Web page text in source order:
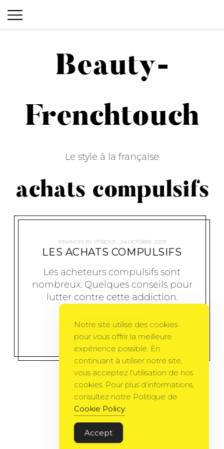
Beauty-Frenchtouch
Beauty-
Frenchtouch
Le style à la française
achats compulsifs
FINANCESBY PTIBOUT 24 OCTOBRE 2009
LES ACHATS COMPULSIFS
Les acheteurs compulsifs sont
nombreux. Quelques conseils pour
lutter contre cette addiction.
MORE
Gema Theme
Notre site utilise des cookies
pour vous offrir la meilleure
expérience possible. En
continuant à utiliser notre site,
vous acceptez l'utilisation de nos
cookies. Pour plus d'informations,
consultez notre Politique de
Cookie Policy.
Accept